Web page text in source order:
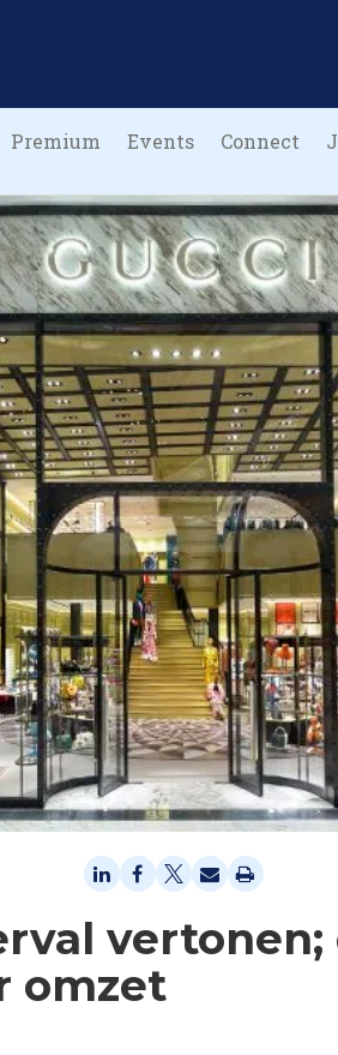
Premium Events Connect
omzet